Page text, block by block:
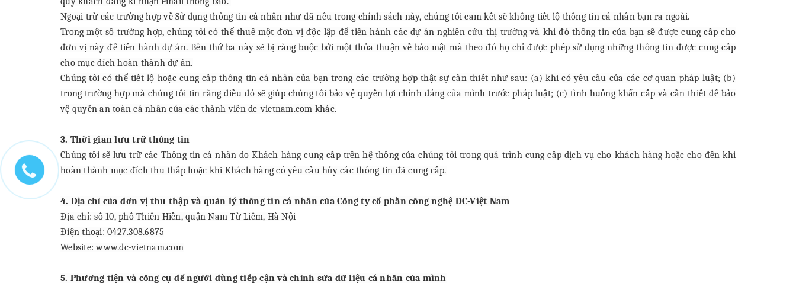
Ngoại trừ các trường hợp về Sử dụng thông tin cá nhân như đã nêu trong chính sách này, chúng tôi cam kết sẽ không tiết lộ thông tin cá nhân bạn ra ngoài.
Trong một số trường hợp, chúng tôi có thể thuê một đơn vị độc lập để tiến hành các dự án nghiên cứu thị trường và khi đó thông tin của bạn sẽ được cung cấp cho
đơn vị này để tiến hành dự án. Bên thứ ba này sẽ bị ràng buộc bởi một thỏa thuận về bảo mật mà theo đó họ chỉ được phép sử dụng những thông tin được cung cấp
cho mục đích hoàn thành dự án.
Chúng tôi có thể tiết lộ hoặc cung cấp thông tin cá nhân của bạn trong các trường hợp thật sự cần thiết như sau: (a) khi có yêu cầu của các cơ quan pháp luật; (b)
trong trường hợp mà chúng tôi tin rằng điều đó sẽ giúp chúng tôi bảo vệ quyền lợi chính đáng của mình trước pháp luật; (c) tình huống khẩn cấp và cần thiết để bảo
vệ quyền an toàn cá nhân của các thành viên dc-vietnam.com khác.
3. Thời gian lưu trữ thông tin
Chúng tôi sẽ lưu trữ các Thông tin cá nhân do Khách hàng cung cấp trên hệ thống của chúng tôi trong quá trình cung cấp dịch vụ cho khách hàng hoặc cho đến khi
hoàn thành mục đích thu thấp hoặc khi Khách hàng có yêu cầu hủy các thông tin đã cung cấp.
4. Địa chỉ của đơn vị thu thập và quản lý thông tin cá nhân của Công ty cổ phần công nghệ DC-Việt Nam
Địa chỉ: số 10, phố Thiên Hiền, quận Nam Từ Liêm, Hà Nội
Điện thoại: 0427.308.6875
Website: www.dc-vietnam.com
5. Phương tiện và công cụ để người dùng tiếp cận và chỉnh sửa dữ liệu cá nhân của mình